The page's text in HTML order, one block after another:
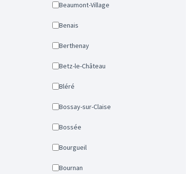
Beaumont-Village
Benais
Berthenay
Betz-le-Château
Bléré
Bossay-sur-Claise
Bossée
Bourgueil
Bournan